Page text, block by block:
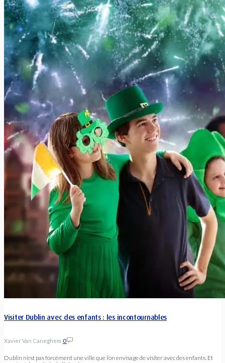
Visiter Dublin avec des enfants : les incontournables
Xavier Van Caneghem 0
Dublin n’est pas forcément une ville que l’on envisage de visiter avec des enfants. Et